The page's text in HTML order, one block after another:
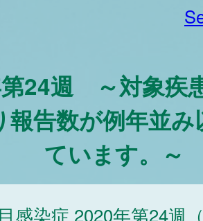
24週 ～対象疾
報告数が例年並
ています。～
感染症 2020年第24週